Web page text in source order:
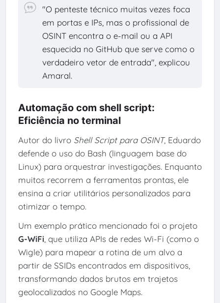
"O penteste técnico muitas vezes foca
em portas e IPs, mas o profissional de
OSINT encontra o e-mail ou a API
esquecida no GitHub que serve como o
verdadeiro vetor de entrada", explicou
Amaral.
Automação com shell script:
Eficiência no terminal
Autor do livro Shell Script para OSINT, Eduardo
defende o uso do Bash (linguagem base do
Linux) para orquestrar investigações. Enquanto
muitos recorrem a ferramentas prontas, ele
ensina a criar utilitários personalizados para
otimizar o tempo.
Um exemplo prático mencionado foi o projeto
G-WiFi , que utiliza APIs de redes Wi-Fi (como o
Wigle) para mapear a rotina de um alvo a
partir de SSIDs encontrados em dispositivos,
transformando dados brutos em trajetos
geolocalizados no Google Maps.